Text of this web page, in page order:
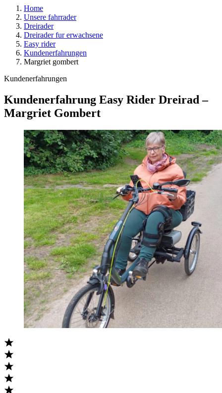
Home
Unsere fahrrader
Dreirader
Dreirader fur erwachsene
Easy rider
Kundenerfahrungen
Margriet gombert
Kundenerfahrungen
Kundenerfahrung Easy Rider Dreirad –
Margriet Gombert